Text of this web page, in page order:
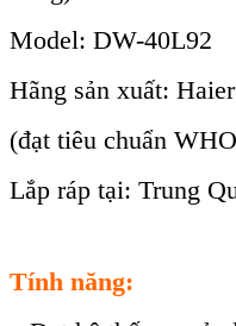
Model: DW-40L92
Hãng sản xuất:
(đạt tiêu chuẩn
Lắp ráp tại: Trung
Tính năng: